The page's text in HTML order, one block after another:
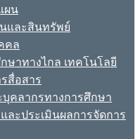
ผน
และสินทรัพย์
คล
ษาทางไกล เทคโนโลยี
สื่อสาร
คลากรทางการศึกษา
ละประเมินผลการจัดการ